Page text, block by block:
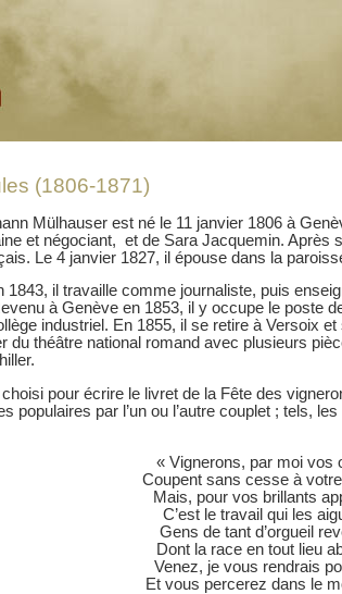
(1806-1871)
Mülhauser est né le 11 janvier 1806 à
et négociant, et de Sara Jacquemin. Après
Le 4 janvier 1827, il épouse dans la
1843, il travaille comme journaliste, puis
à Genève en 1853, il y occupe le poste
industriel. En 1855, il se retire à Versoix
du théâtre national romand avec plusieurs
pour écrire le livret de la Fête des
populaires par l’un ou l’autre couplet ; tels, les
« Vignerons, par moi vos
Coupent sans cesse à
Mais, pour vos brillants
C’est le travail qui les
Gens de tant d’orgueil
Dont la race en tout lieu
Venez, je vous rendrais
Et vous percerez dans le